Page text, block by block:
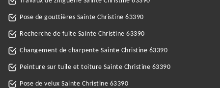
Pose de gouttières Sainte Christine 63390
Recherche de fuite Sainte Christine 63390
Changement de charpente Sainte Christine 63390
Peinture sur tuile et toiture Sainte Christine 63390
Pose de velux Sainte Christine 63390